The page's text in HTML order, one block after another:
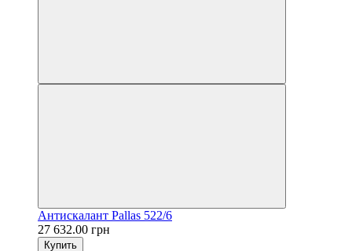
Антискалант Pallas 522/6
27 632.00 грн
Купить